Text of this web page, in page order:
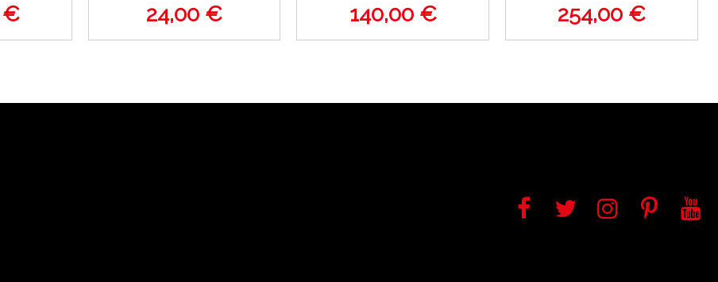
€ 24,00 € 140,00 € 254,00 €